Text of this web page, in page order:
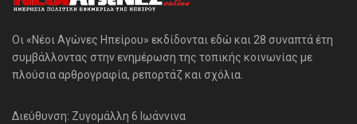
Οι «Νέοι Αγώνες Ηπείρου» εκδίδονται εδώ και 28 συναπτά έτη
συμβάλλοντας στην ενημέρωση της τοπικής κοινωνίας με
πλούσια αρθρογραφία, ρεπορτάζ και σχόλια.
Διεύθυνση: Ζυγομάλλη 6 Ιωάννινα